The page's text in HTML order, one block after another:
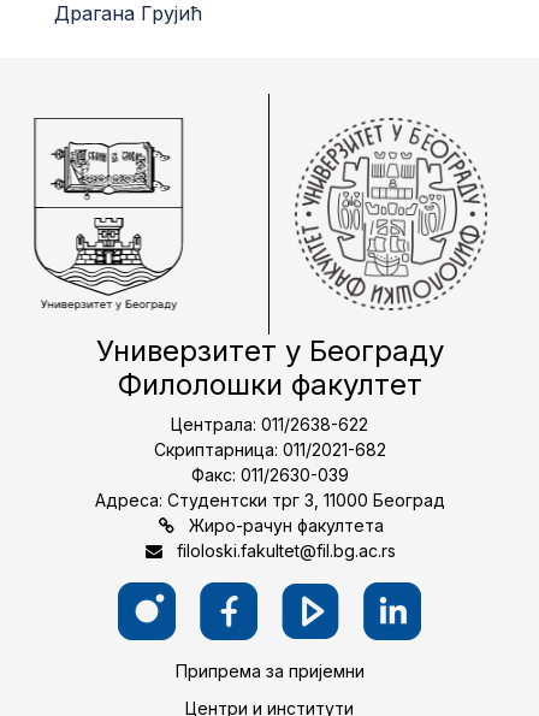
Драгана Грујић
Универзитет у Београду
Филолошки факултет
Централа: 011/2638-622
Скриптарница: 011/2021-682
Факс: 011/2630-039
Адреса: Студентски трг 3, 11000 Београд
Жиро-рачун факултета
filoloski.fakultet@fil.bg.ac.rs
Припрема за пријемни
Центри и институти